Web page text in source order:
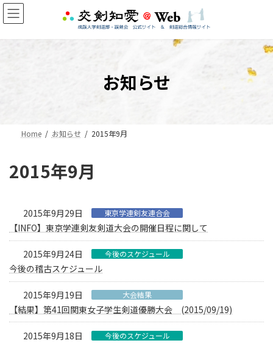
コ
ン
ン
ナ
ビ
ー
お知らせ
Home お知らせ 2015年9月
2015年9月
2015年9月29日 東京学連剣友連合会
【INFO】東京学連剣友剣道大会の開催日程に関して
2015年9月24日 今後のスケジュール
今後の稽古スケジュール
2015年9月19日 大会結果
【結果】第41回関東女子学生剣道優勝大会 (2015/09/19)
2015年9月18日 今後のスケジュール